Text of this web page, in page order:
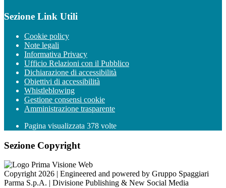
Sezione Link Utili
Cookie policy
Note legali
Informativa Privacy
Ufficio Relazioni con il Pubblico
Dichiarazione di accessibilità
Obiettivi di accessibilità
Whistleblowing
Gestione consensi cookie
Amministrazione trasparente
Pagina visualizzata 378 volte
Sezione Copyright
Copyright 2026 | Engineered and powered by Gruppo Spaggiari
Parma S.p.A. | Divisione Publishing & New Social Media